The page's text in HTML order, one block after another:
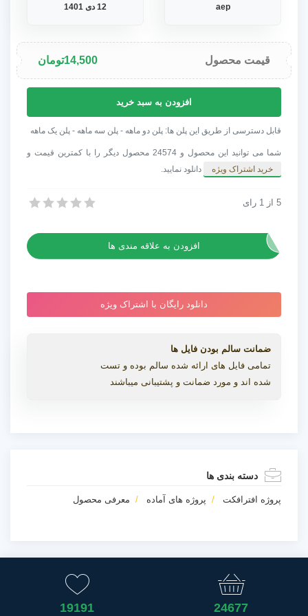
aep
12 دی 1401
قیمت محصول 14,500تومان
افترافکت
برنامه
افزودن به سبد خرید
قابل دسترسی از طریق این پلن ها: پلن دو ماهه - پلن سه ماهه - پلن یک ماهه
شما می توانید این محصول و 24574 محصول دیگر را با کمترین قیمت و
خرید اشتراک ویژه
دانلود نمایید.
پروژه افترافکت برنامه سفر
5 از 1 رای
افزودن به علاقه مندی ها
دانلود رایگان با اشتراک ویژه
ضمانت سالم بودن فایل ها
تمامی فایل های ارائه شده سالم بوده و تست
شده اند و مورد ضمانت و پشتیبانی میباشند
دسته بندی ها
پروژه افترافکت پروژه های آماده معرفی محصول
24677
19191